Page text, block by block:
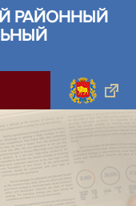
РАЙОННЫЙ